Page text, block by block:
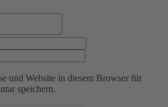
und Website in diesem Browser für
speichern.